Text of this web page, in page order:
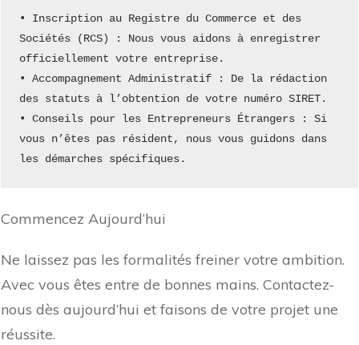
• Inscription au Registre du Commerce et des
Sociétés (RCS) : Nous vous aidons à enregistrer
officiellement votre entreprise.
• Accompagnement Administratif : De la rédaction
des statuts à l’obtention de votre numéro SIRET.
• Conseils pour les Entrepreneurs Étrangers : Si
vous n’êtes pas résident, nous vous guidons dans
les démarches spécifiques.
Commencez Aujourd’hui
Ne laissez pas les formalités freiner votre ambition.
Avec vous êtes entre de bonnes mains. Contactez-
nous dès aujourd’hui et faisons de votre projet une
réussite.